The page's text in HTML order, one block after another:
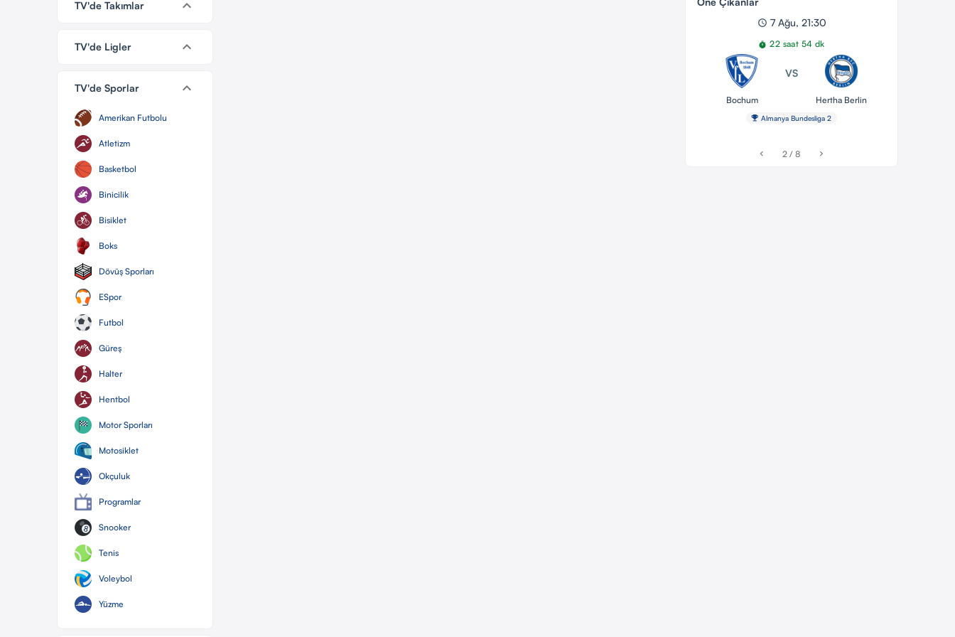
TV'de Takımlar keyboard_arrow_down
TV'de Ligler keyboard_arrow_down
TV'de Sporlar keyboard_arrow_down
Amerikan Futbolu
Atletizm
Basketbol
Binicilik
Bisiklet
Boks
Dövüş Sporları
ESpor
Futbol
Güreş
Halter
Hentbol
Motor Sporları
Motosiklet
Okçuluk
Programlar
Snooker
Tenis
Voleybol
Yüzme
schedule 7 Ağu, 21:30
timer 22 saat 54 dk
Bochum
VS
Hertha Berlin
emoji_events Almanya Bundesliga 2
chevron_left 2 / 8 chevron_right